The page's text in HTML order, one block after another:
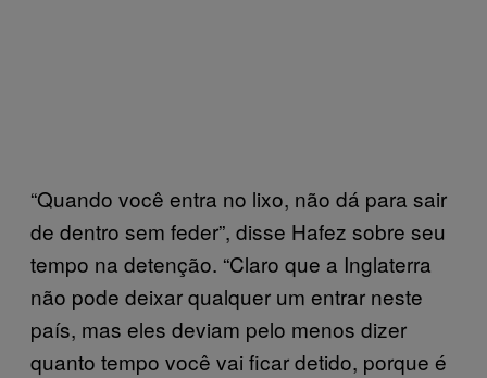
“Quando você entra no lixo, não dá para sair
de dentro sem feder”, disse Hafez sobre seu
tempo na detenção. “Claro que a Inglaterra
não pode deixar qualquer um entrar neste
país, mas eles deviam pelo menos dizer
quanto tempo você vai ficar detido, porque é